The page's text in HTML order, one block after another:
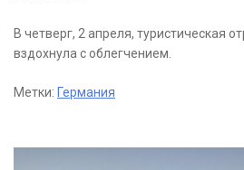
В четверг, 2 апреля, туристическая
вздохнула с облегчением.
Метки: Германия